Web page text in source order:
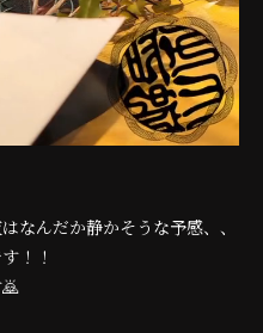
なんだか静かそうな予感、、
！！